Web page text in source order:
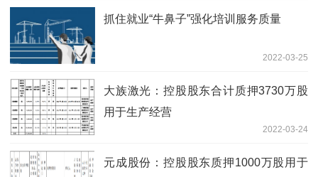
抓住就业“牛鼻子”强化培训服务质量
2022-03-25
大族激光：控股股东合计质押3730万股
用于生产经营
2022-03-24
元成股份：控股股东质押1000万股用于